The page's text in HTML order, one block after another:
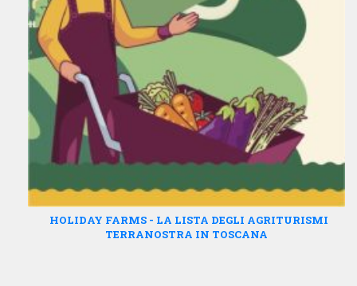
HOLIDAY FARMS - LA LISTA DEGLI AGRITURISMI
TERRANOSTRA IN TOSCANA